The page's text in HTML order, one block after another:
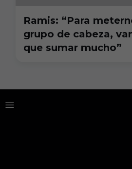
Ramis: “Para
grupo de cabeza,
que sumar mucho”